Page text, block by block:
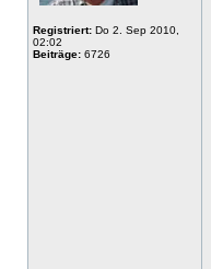
Registriert: Do 2. Sep 2010,
02:02
Beiträge: 6726